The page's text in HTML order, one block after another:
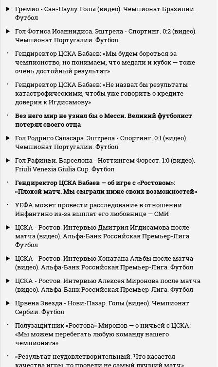
Гремио - Сан-Паулу. Голы (видео). Чемпионат Бразилии.
Футбол
Гол Фотиса Иоаннидиса. Эштрела - Спортинг. 0:2 (видео).
Чемпионат Португалии. Футбол
Гендиректор ЦСКА Бабаев: «Мы будем бороться за
чемпионство, но понимаем, что медали и кубок — тоже
очень достойный результат»
Гендиректор ЦСКА Бабаев: «Не назвал бы результаты
катастрофическими, чтобы уже говорить о кредите
доверия к Игдисамову»
Без него мир не узнал бы о Месси. Великий футболист
потерял своего отца
Гол Родриго Саласара. Эштрела - Спортинг. 0:1 (видео).
Чемпионат Португалии. Футбол
Гол Рафиньи. Барселона - Ноттингем Форест. 1:0 (видео).
Friuli Venezia Giulia Cup. Футбол
Гендиректор ЦСКА Бабаев — об игре с «Ростовом»:
«Плохой матч. Мы сыграли ниже своих возможностей»
УЕФА может провести расследование в отношении
Инфантино из‑за выплат его любовнице — СМИ
ЦСКА - Ростов. Интервью Дмитрия Игдисамова после
матча (видео). Альфа-Банк Российская Премьер-Лига.
Футбол
ЦСКА - Ростов. Интервью Хонатана Альбы после матча
(видео). Альфа-Банк Российская Премьер-Лига. Футбол
ЦСКА - Ростов. Интервью Алексея Миронова после матча
(видео). Альфа-Банк Российская Премьер-Лига. Футбол
Црвена Звезда - Нови-Пазар. Голы (видео). Чемпионат
Сербии. Футбол
Полузащитник «Ростова» Миронов — о ничьей с ЦСКА:
«Мы можем перебегать любую команду нашего
чемпионата»
«Результат неудовлетворительный. Что касается
качества игры, то провели не самый лучший матч».